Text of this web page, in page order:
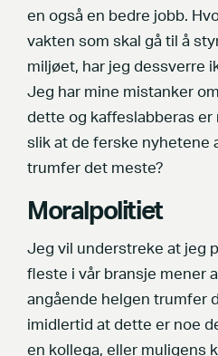
en også en bedre jobb.
vakten som skal gå til å
miljøet, har jeg dessverre
Jeg har mine mistanker
dette og kaffeslabberas er
slik at de ferske nyhetene
trumfer det meste?
Moralpolitiet
Jeg vil understreke at jeg
fleste i vår bransje mener
angående helgen trumfer
imidlertid at dette er noe
en kollega, eller muligens